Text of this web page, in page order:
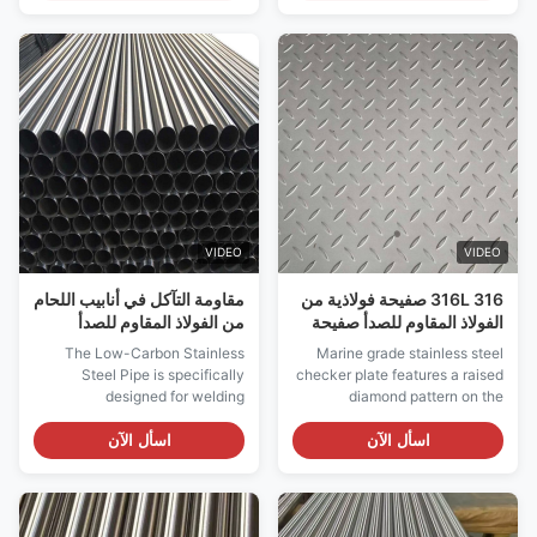
the pipe meets the
requirements of ASTM A312,
the standard specification for
seamless, welded, and ...
VIDEO
316 316L صفيحة فولاذية من
الفولاذ المقاوم للصدأ صفيحة
فولاذية من الفولاذ المقاوم
للنزلق
Marine grade stainless steel
checker plate features a raised
diamond pattern on the
surface. This design provides
excellent slip resistance and
wear resistance in wet and
marine grade checker plates
are manufactured from Grade
اسأل الآن
VIDEO
مقاومة التآكل في أنابيب اللحام
من الفولاذ المقاوم للصدأ
منخفض الكربون 304L 316L
317L 321L
The Low-Carbon Stainless
Steel Pipe is specifically
designed for welding
applications where resistance
to intergranular corrosion is
critical. With a maximum
(compared to 0.08% in
standard grades), this pipe
اسأل الآن